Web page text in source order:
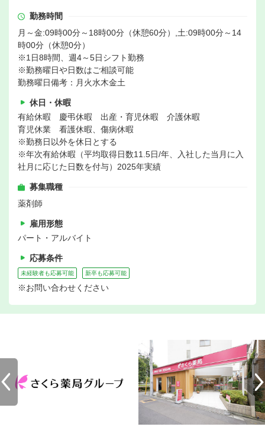
勤務時間
月～金:09時00分～18時00分（休憩60分）,土:09時00分～14
時00分（休憩0分）
※1日8時間、週4～5日シフト勤務
※勤務曜日や日数はご相談可能
勤務曜日備考：月火水木金土
休日・休暇
有給休暇 慶弔休暇 出産・育児休暇 介護休暇
育児休業 看護休暇、傷病休暇
※勤務日以外を休日とする
※年次有給休暇（平均取得日数11.5日/年、入社した当月に入
社月に応じた日数を付与）2025年実績
募集職種
薬剤師
雇用形態
パート・アルバイト
応募条件
未経験者も応募可能 新卒も応募可能
※お問い合わせください